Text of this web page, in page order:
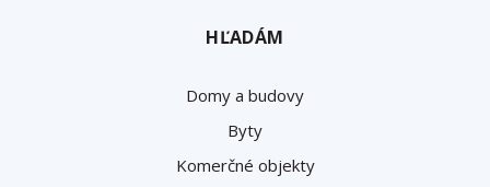
HĽADÁM
Domy a budovy
Byty
Komerčné objekty